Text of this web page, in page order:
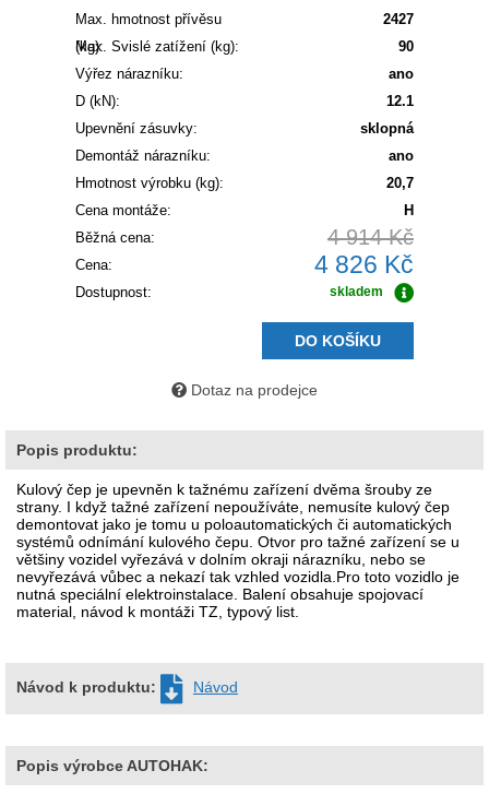
Max. hmotnost přívěsu
(kg):
2427
Max. Svislé zatížení (kg):
90
Výřez nárazníku:
ano
D (kN):
12.1
Upevnění zásuvky:
sklopná
Demontáž nárazníku:
ano
Hmotnost výrobku (kg):
20,7
Cena montáže:
H
Běžná cena:
4 914 Kč
Cena: 4 826 Kč
Dostupnost: skladem
DO KOŠÍKU
Dotaz na prodejce
Popis produktu:
Kulový čep je upevněn k tažnému zařízení dvěma šrouby ze
strany. I když tažné zařízení nepoužíváte, nemusíte kulový čep
demontovat jako je tomu u poloautomatických či automatických
systémů odnímání kulového čepu. Otvor pro tažné zařízení se u
většiny vozidel vyřezává v dolním okraji nárazníku, nebo se
nevyřezává vůbec a nekazí tak vzhled vozidla.Pro toto vozidlo je
nutná speciální elektroinstalace. Balení obsahuje spojovací
material, návod k montáži TZ, typový list.
Návod k produktu: Návod
Popis výrobce AUTOHAK: